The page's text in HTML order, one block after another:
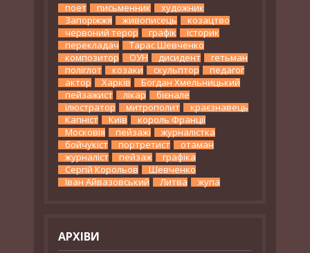
поет письменник
художник
Запоріжжя
живописець
козацтво
червоний терор
графік
історик
перекладач
Тарас Шевченко
композитор
ОУН дисидент
гетьман
поліглот
козаки скульптор
педагог
актор
Харків
Богдан Хмельницький
пейзажист
лікар
бієнале
ілюстратор
митрополит
краєзнавець
Капніст
Київ
король Франції
Московія
пейзажі
журналістка
бойчукіст
портретист
отаман
журналіст
пейзаж
графіка
Сергій Корольов
Шевченко
Іван Айвазовський
Литва жупа
АРХІВИ